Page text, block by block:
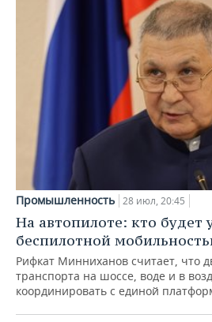
Промышленность 28 июл, 20:45
На автопилоте: кто будет
беспилотной
Рифкат Минниханов считает, что
транспорта на шоссе, воде и в
координировать с единой